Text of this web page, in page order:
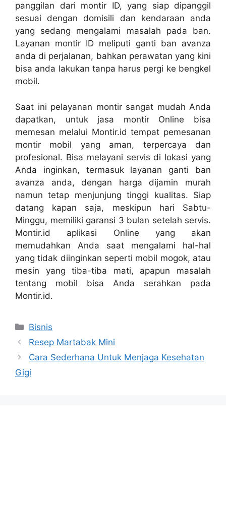
panggilan dari montir ID, yang siap dipanggil
sesuai dengan domisili dan kendaraan anda
yang sedang mengalami masalah pada ban.
Layanan montir ID meliputi ganti ban avanza
anda di perjalanan, bahkan perawatan yang kini
bisa anda lakukan tanpa harus pergi ke bengkel
mobil.
Saat ini pelayanan montir sangat mudah Anda
dapatkan, untuk jasa montir Online bisa
memesan melalui Montir.id tempat pemesanan
montir mobil yang aman, terpercaya dan
profesional. Bisa melayani servis di lokasi yang
Anda inginkan, termasuk layanan ganti ban
avanza anda, dengan harga dijamin murah
namun tetap menjunjung tinggi kualitas. Siap
datang kapan saja, meskipun hari Sabtu-
Minggu, memiliki garansi 3 bulan setelah servis.
Montir.id aplikasi Online yang akan
memudahkan Anda saat mengalami hal-hal
yang tidak diinginkan seperti mobil mogok, atau
mesin yang tiba-tiba mati, apapun masalah
tentang mobil bisa Anda serahkan pada
Montir.id.
Categories
Bisnis
Resep Martabak Mini
Cara Sederhana Untuk Menjaga Kesehatan
Gigi